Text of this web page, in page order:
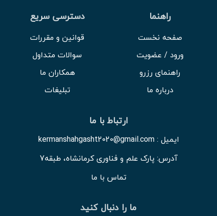
راهنما
صفحه نخست
ورود / عضویت
راهنمای رزرو
درباره ما
دسترسی سریع
قوانین و مقررات
سوالات متداول
همکاران ما
تبلیغات
ارتباط با ما
ایمیل : kermanshahgasht2020@gmail.com
آدرس: پارک علم و فناوری کرمانشاه، طبقه7
تماس با ما
ما را دنبال کنید